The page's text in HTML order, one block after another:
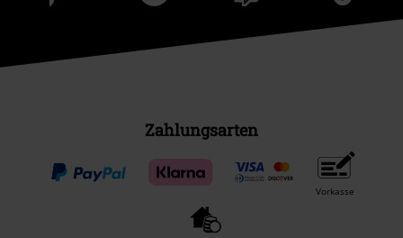
Zahlungsarten
Vorkasse